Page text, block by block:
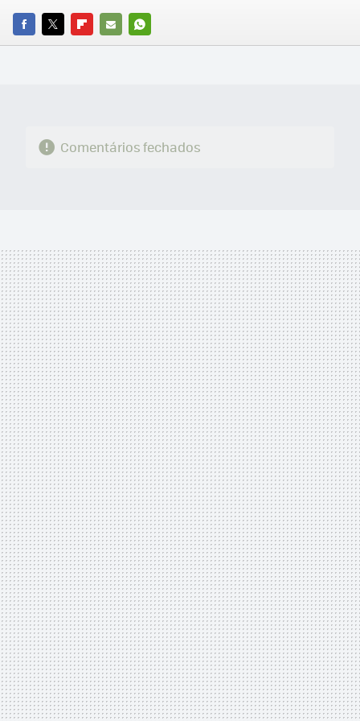
FACEBOOK
TWITTERFLIPBOARD
E-
WHATSAPP
Comentários fechados